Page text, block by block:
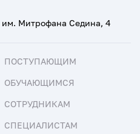
им. Митрофана Седина, 4
ПОСТУПАЮЩИМ
ОБУЧАЮЩИМСЯ
СОТРУДНИКАМ
СПЕЦИАЛИСТАМ